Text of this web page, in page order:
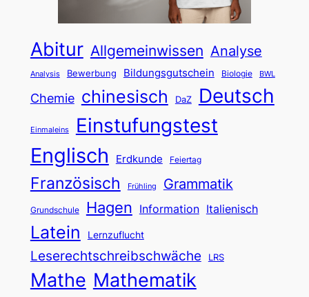
Abitur Allgemeinwissen Analyse
Analysis Bewerbung Bildungsgutschein Biologie BWL
Chemie chinesisch DaZ Deutsch
Einmaleins Einstufungstest
Englisch Erdkunde Feiertag
Französisch Frühling Grammatik
Grundschule Hagen Information Italienisch
Latein Lernzuflucht
Leserechtschreibschwäche LRS
Mathe Mathematik